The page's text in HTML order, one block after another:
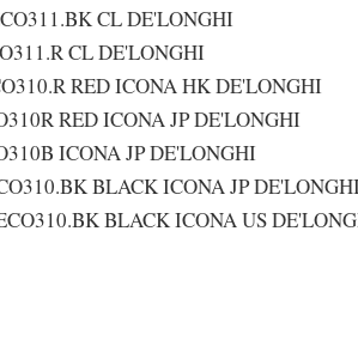
CL DE'LONGHI
CL DE'LONGHI
RED ICONA HK DE'LONGHI
RED ICONA JP DE'LONGHI
ICONA JP DE'LONGHI
BLACK ICONA JP
BLACK ICONA US